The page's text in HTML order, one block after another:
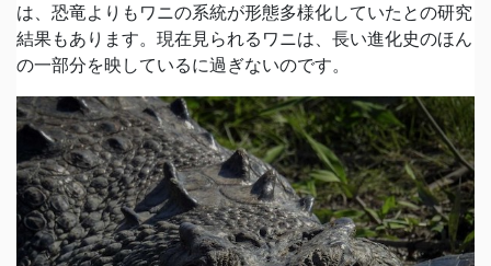
は、恐竜よりもワニの系統が形態多様化していたとの研究
結果もあります。現在見られるワニは、長い進化史のほん
の一部分を映しているに過ぎないのです。